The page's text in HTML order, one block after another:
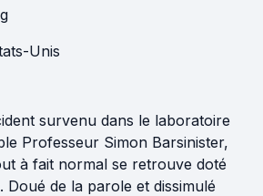
Unis
survenu dans le laboratoire
Professeur Simon Barsinister,
à fait normal se retrouve doté
de la parole et dissimulé